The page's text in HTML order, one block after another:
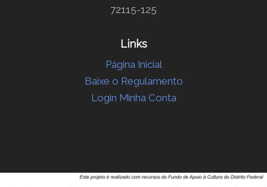
72115-125
Links
Página Inicial
Baixe o Regulamento
Login Minha Conta